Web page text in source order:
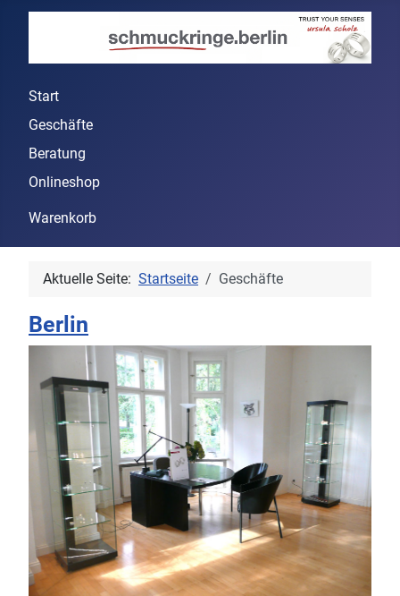
Start
Geschäfte
Beratung
Onlineshop
Warenkorb
Aktuelle Seite: Startseite Geschäfte
Berlin